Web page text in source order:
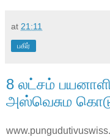
at 21:11
பகிர்
8 லட்சம்
அஸ்வெசும